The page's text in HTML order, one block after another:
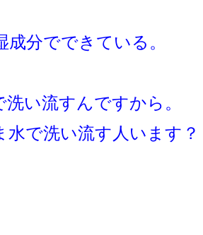
分でできている。
い流すんですから。
で洗い流す人います？